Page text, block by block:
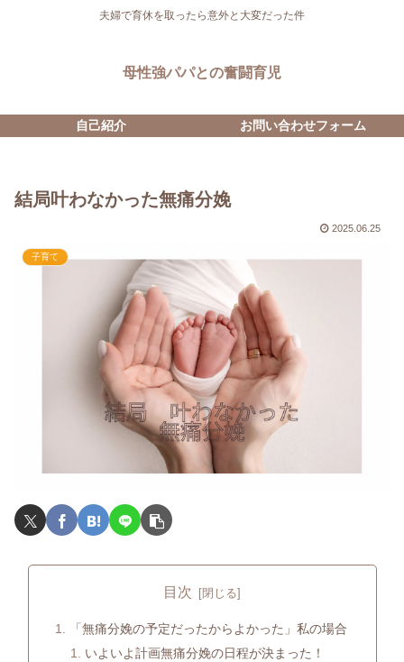
夫婦で育休を取ったら意外と大変だった件
母性強パパとの奮闘育児
自己紹介 お問い合わせフォーム
結局叶わなかった無痛分娩
2025.06.25
子育て
目次
「無痛分娩の予定だったからよかった」私の場合
いよいよ計画無痛分娩の日程が決まった！